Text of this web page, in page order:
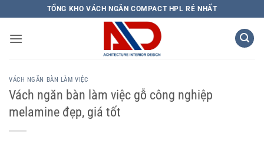
qua
nội
TỔNG KHO VÁCH NGĂN COMPACT HPL RẺ NHẤT
VÁCH NGĂN BÀN LÀM VIỆC
Vách ngăn bàn làm việc gỗ công nghiệp
melamine đẹp, giá tốt